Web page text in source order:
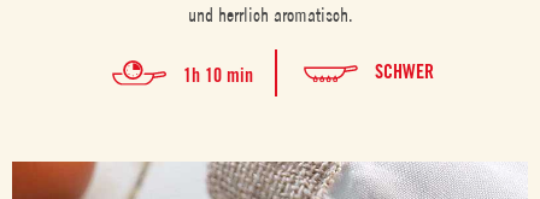
und herrlich aromatisch.
1h 10 min SCHWER